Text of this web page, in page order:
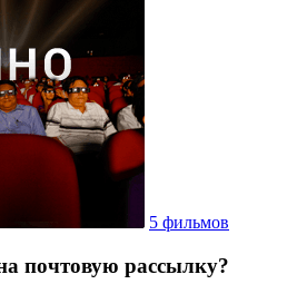
5 фильмов
почтовую рассылку?